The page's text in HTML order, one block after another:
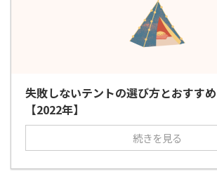
失敗しないテントの選び方とおすす
【2022年】
続きを見る